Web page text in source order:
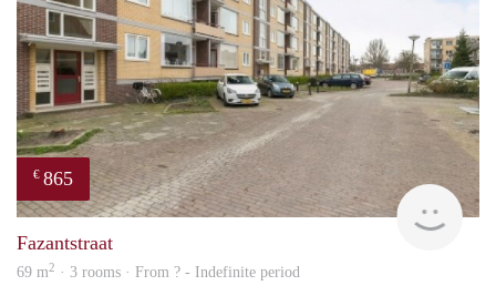
€ 865
Fazantstraat
69 m2 · 3 rooms · From ? - Indefinite period